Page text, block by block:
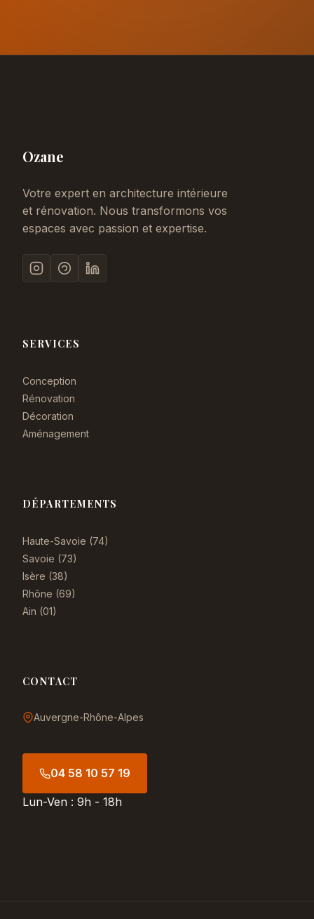
Ozane
Votre expert en architecture intérieure
et rénovation. Nous transformons vos
espaces avec passion et expertise.
SERVICES
Conception
Rénovation
Décoration
Aménagement
DÉPARTEMENTS
Haute-Savoie (74)
Savoie (73)
Isère (38)
Rhône (69)
Ain (01)
CONTACT
Auvergne-Rhône-Alpes
04 58 10 57 19
Lun-Ven : 9h - 18h